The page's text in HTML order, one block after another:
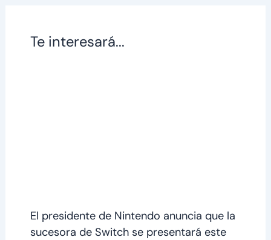
Te interesará...
El presidente de Nintendo anuncia que la
sucesora de Switch se presentará este